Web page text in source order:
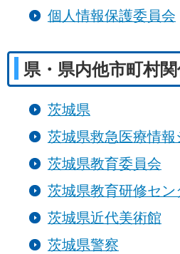
個人情報保護委員会
県・県内他市町村
茨城県
茨城県救急医療情報
茨城県教育委員会
茨城県教育研修セン
茨城県近代美術館
茨城県警察